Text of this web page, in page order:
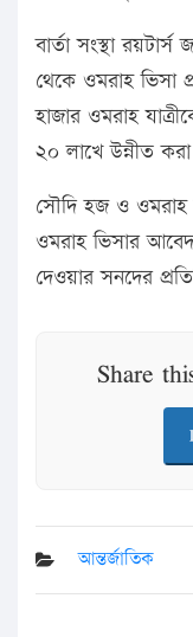
বার্তা সংস্থা
থেকে ওমরাহ ভিসা
হাজার ওমরাহ
২০ লাখে উন্নীত
সৌদি হজ ও ওমরাহ
ওমরাহ ভিসার
দেওয়ার সনদের
Share
আন্তর্জাতিক